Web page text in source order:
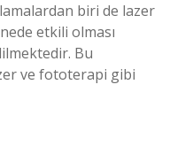
biri de lazer
etkili olması
Bu
ve fototerapi gibi